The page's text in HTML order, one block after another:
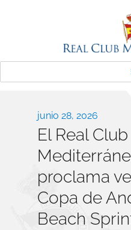
Real Club
Publicado
el
junio 28, 2026
El Real Club
proclama
Copa de
Beach